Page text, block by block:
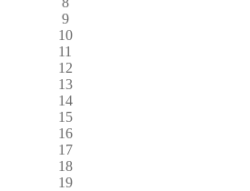
9
10
11
12
13
14
15
16
17
18
19